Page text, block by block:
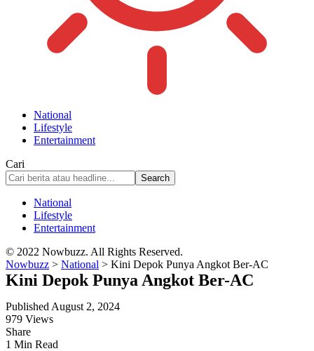
National
Lifestyle
Entertainment
Cari
National
Lifestyle
Entertainment
© 2022 Nowbuzz. All Rights Reserved.
Nowbuzz > National > Kini Depok Punya Angkot Ber-AC
Kini Depok Punya Angkot Ber-AC
Published August 2, 2024
979 Views
Share
1 Min Read